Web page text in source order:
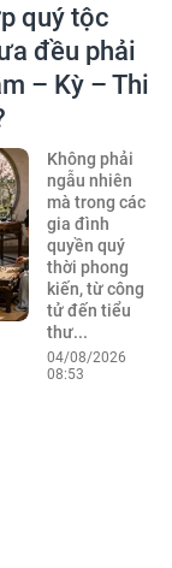
quý tộc
đều phải
– Kỳ – Thi
Không phải
ngẫu nhiên
mà trong các
gia đình
quyền quý
thời phong
kiến, từ công
tử đến tiểu
thư...
04/08/2026
08:53